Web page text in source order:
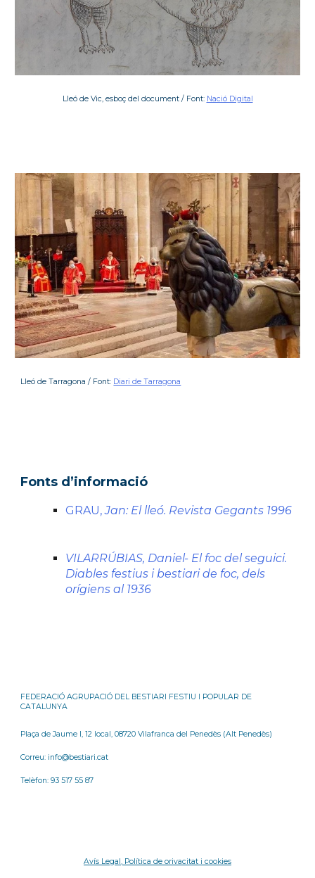
Lleó de Vic, esboç del document / Font: Nació Digital
Lleó de Tarragona / Font: Diari de Tarragona
Fonts d’informació
GRAU, Jan: El lleó. Revista Gegants 1996
VILARRÚBIAS, Daniel- El foc del seguici.
Diables festius i bestiari de foc, dels
orígiens al 1936
FEDERACIÓ AGRUPACIÓ DEL BESTIARI FESTIU I POPULAR DE
CATALUNYA
Plaça de Jaume I, 12 local, 08720 Vilafranca del Penedès (Alt Penedès)
Correu: info@bestiari.cat
Telèfon: 93 517 55 87
Avís Legal, Política de orivacitat i cookies